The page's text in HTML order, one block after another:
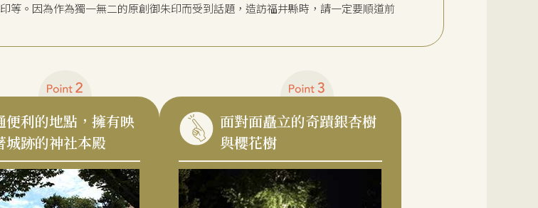
等。因為作為獨一無二的原創御朱印而受到話題，造訪福井縣時，請一定要順道前
便利的地點，擁有映
城跡的神社本殿
面對面矗立的奇蹟銀杏樹
與櫻花樹